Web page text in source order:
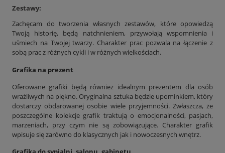
Zestawy:
Zachęcam do tworzenia własnych zestawów, które opowiedzą
Twoją historię, będą natchnieniem, przywołają wspomnienia i
uśmiech na Twojej twarzy. Charakter prac pozwala na łączenie z
sobą prac z różnych cykli i w różnych wielkościach.
Grafika na prezent
Oferowane grafiki będą również idealnym prezentem dla osób
wrażliwych na piękno. Oryginalna sztuka będzie upominkiem, który
dostarczy obdarowanej osobie wiele przyjemności. Zwłaszcza, że
poszczególne kolekcje grafik traktują o emocjonalności, pasjach,
marzeniach, przy czym nie są zobowiązujące. Charakter grafik
wpisuje się zarówno do klasycznych jak i nowoczesnych wnętrz.